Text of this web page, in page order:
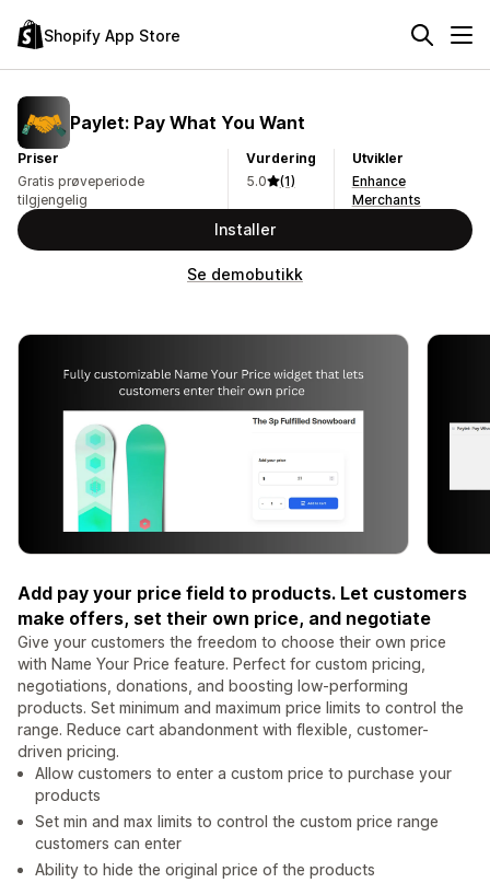
Shopify App Store
Paylet: Pay What You Want
Priser
Gratis prøveperiode
tilgjengelig
Vurdering
5.0
(1)
Utvikler
Enhance
Merchants
Installer
Se demobutikk
Add pay your price field to products. Let customers
make offers, set their own price, and negotiate
Give your customers the freedom to choose their own price
with Name Your Price feature. Perfect for custom pricing,
negotiations, donations, and boosting low-performing
products. Set minimum and maximum price limits to control the
range. Reduce cart abandonment with flexible, customer-
driven pricing.
Allow customers to enter a custom price to purchase your
products
Set min and max limits to control the custom price range
customers can enter
Ability to hide the original price of the products